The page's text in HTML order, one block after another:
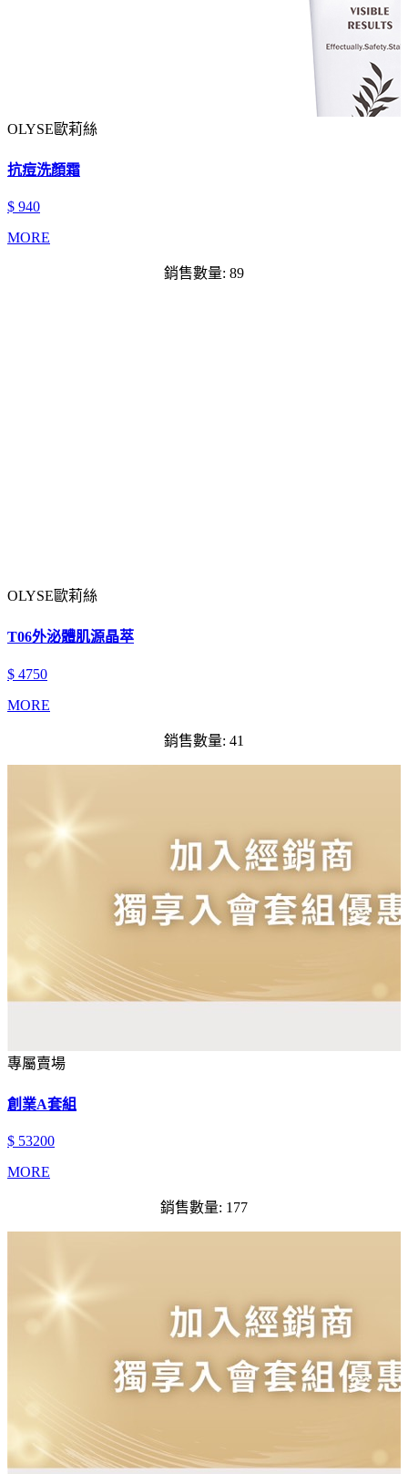
OLYSE歐莉絲
抗痘洗顏霜
$ 940
MORE
銷售數量: 89
OLYSE歐莉絲
T06外泌體肌源晶萃
$ 4750
MORE
銷售數量: 41
專屬賣場
創業A套組
$ 53200
MORE
銷售數量: 177